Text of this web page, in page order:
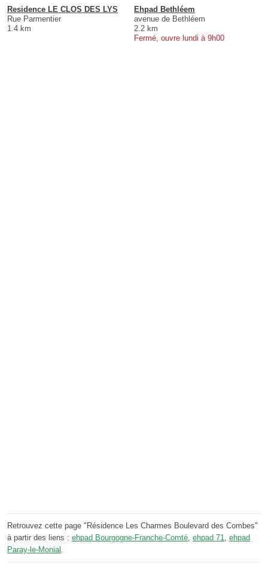
Residence LE CLOS DES LYS
Rue Parmentier
1.4 km
Ehpad Bethléem
avenue de Bethléem
2.2 km
Fermé, ouvre lundi à 9h00
Retrouvez cette page "Résidence Les Charmes Boulevard des Combes"
à partir des liens : ehpad Bourgogne-Franche-Comté ehpad 71
ehpad
Paray-le-Monial